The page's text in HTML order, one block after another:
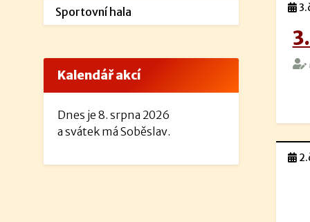
Sportovní hala
Kalendář akcí
Dnes je 8. srpna 2026
a svátek má Soběslav.